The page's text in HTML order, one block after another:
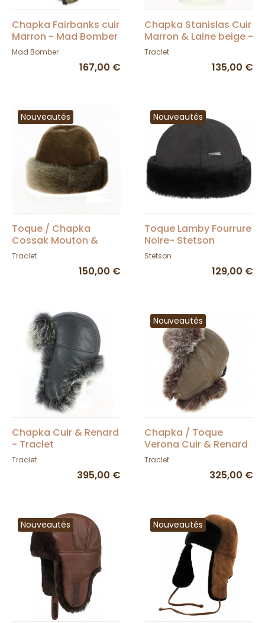
Chapka Fairbanks cuir
Marron - Mad Bomber
Mad Bomber
167,00 €
Chapka Stanislas Cuir
Marron & Laine beige -
Traclet
Traclet
135,00 €
Nouveautés
Toque / Chapka
Cossak Mouton &
Fourrure Marron -
Traclet
150,00 €
Nouveautés
Toque Lamby Fourrure
Noire- Stetson
Stetson
129,00 €
Chapka Cuir & Renard
- Traclet
Traclet
395,00 €
Nouveautés
Chapka / Toque
Verona Cuir & Renard
Marron - Traclet
Traclet
325,00 €
Nouveautés Nouveautés